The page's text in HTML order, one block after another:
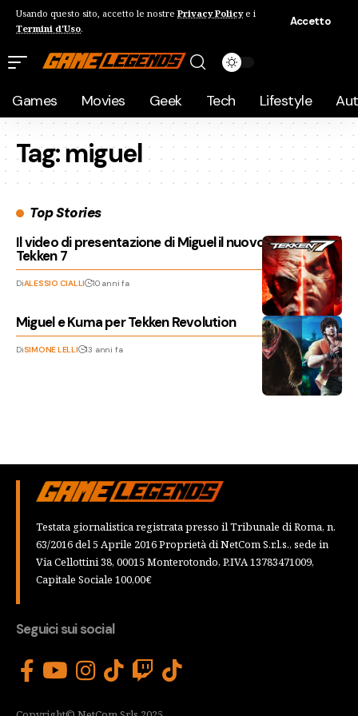
Usando questo sito, accetto le nostre Privacy Policye i
Termini d'Uso.
Accetto
Games Movies Geek Tech Lifestyle
Tag:miguel
Top Stories
Il video di presentazione di Miguel il nuovo campione di
Tekken 7
DiALESSIO CIALLI 10 anni fa
Miguel e Kuma per Tekken Revolution
DiSIMONE LELLI 13 anni fa
Testata giornalistica registrata presso il Tribunale di Roma, n.
63/2016 del 5 Aprile 2016 Proprietà di NetCom S.r.l.s., sede in
Via Cellottini 38, 00015 Monterotondo, P.IVA 13783471009,
Capitale Sociale 100,00€
Seguici sui social